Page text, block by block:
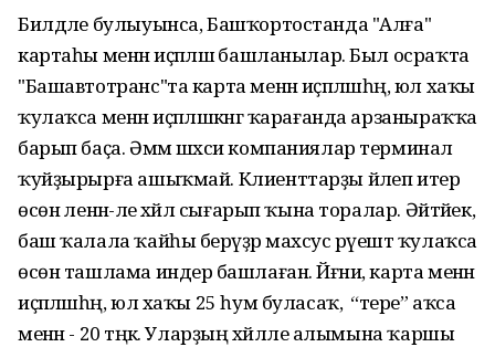
Билдәле булыуынса, Башҡортостанда "Алға"
картаһы менән иҫәпләшә башланылар. Был осраҡта
"Башавтотранс"та карта менән иҫәпләшһәң, юл хаҡы
ҡулаҡса менән иҫәпләшкәнгә ҡарағанда арзаныраҡҡа
барып баҫа. Әммә шәхси компаниялар терминал
ҡуйҙырырға ашыҡмай. Клиенттарҙы йәлеп итер
өсөн әленән-әле хәйлә сығарып ҡына торалар. Әйтәйек,
баш ҡалала ҡайһы берәүҙәр махсус рәүештә ҡулаҡса
өсөн ташлама индерә башлаған. Йәғни, карта менән
иҫәпләшһәң, юл хаҡы 25 һум буласаҡ, ә “тере” аҡса
менән - 20 тәңкә. Уларҙың хәйләле алымына ҡаршы